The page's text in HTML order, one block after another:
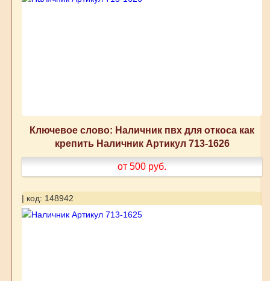
Ключевое слово: Наличник пвх для откоса как
крепить Наличник Артикул 713-1626
от 500 руб.
| код: 148942